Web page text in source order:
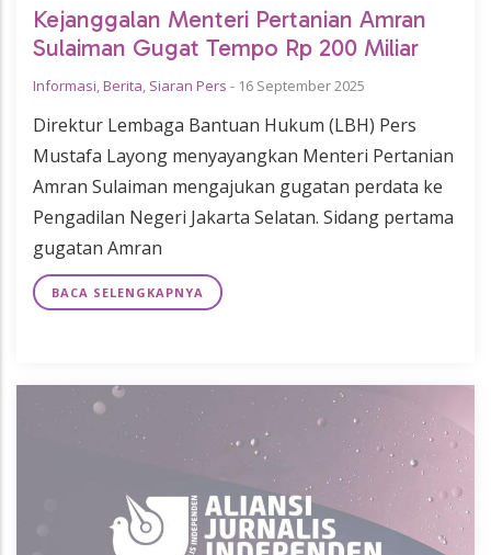
Kejanggalan Menteri Pertanian Amran
Sulaiman Gugat Tempo Rp 200 Miliar
Informasi,Berita, Siaran Pers - 16 September 2025
Direktur Lembaga Bantuan Hukum (LBH) Pers
Mustafa Layong menyayangkan Menteri Pertanian
Amran Sulaiman mengajukan gugatan perdata ke
Pengadilan Negeri Jakarta Selatan. Sidang pertama
gugatan Amran
BACA SELENGKAPNYA